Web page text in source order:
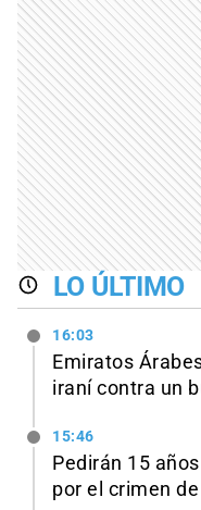
LO ÚLTIMO
16:03
Emiratos
iraní contra un
15:46
Pedirán 15
por el crimen